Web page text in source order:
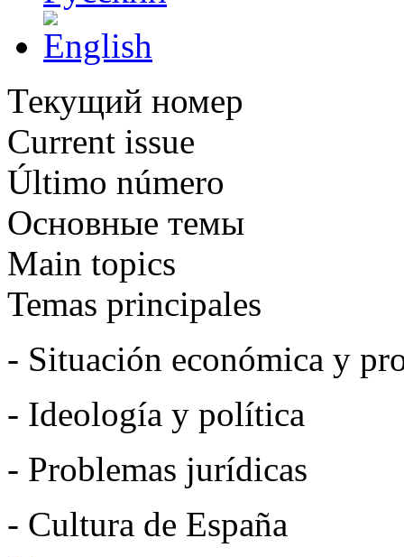
Текущий номер
Current issue
Último número
Основные темы
Main topics
Temas principales
- Situación económica y
- Ideología y política
- Problemas jurídicas
- Cultura de España